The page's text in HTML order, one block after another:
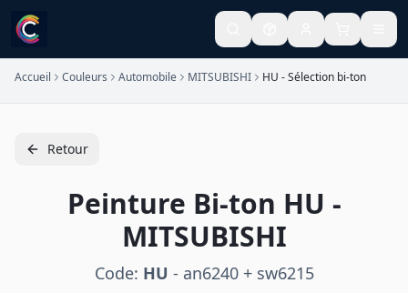
Accueil Couleurs Automobile MITSUBISHI HU - Sélection bi-ton
Retour
Peinture Bi-ton HU -
MITSUBISHI
Code: HU - an6240 + sw6215